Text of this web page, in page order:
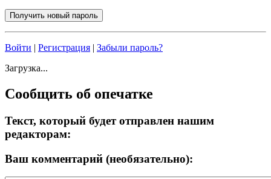
Войти | Регистрация | Забыли пароль?
Загрузка...
Сообщить об опечатке
Текст, который будет отправлен нашим
редакторам:
Ваш комментарий (необязательно):